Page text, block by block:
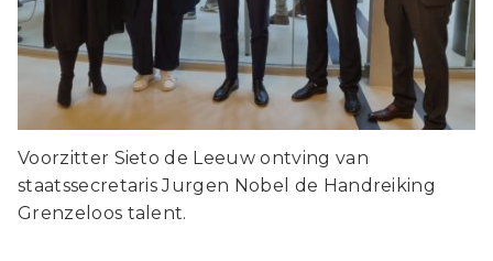
Voorzitter Sieto de Leeuw ontving van
staatssecretaris Jurgen Nobel de Handreiking
Grenzeloos talent.